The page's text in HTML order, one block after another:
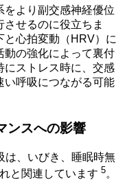
をより副交感神経優位
せるのに役立ちま
と心拍変動（HRV）に
動の強化によって裏付
にストレス時に、交感
い呼吸につながる可能
ンスへの影響
は、いびき、睡眠時無
と関連しています5。